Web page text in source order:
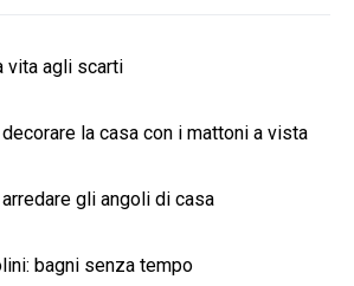
vita agli scarti
la casa con i mattoni a vista
gli angoli di casa
bagni senza tempo